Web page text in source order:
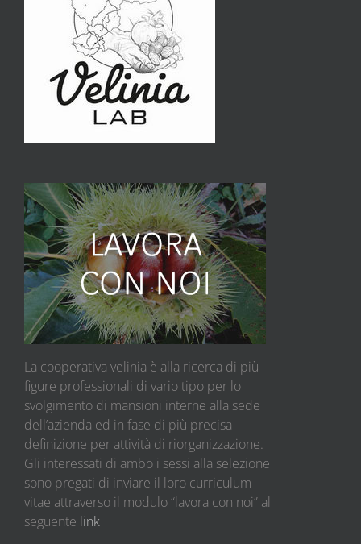
La cooperativa velinia è alla ricerca di più
figure professionali di vario tipo per lo
svolgimento di mansioni interne alla sede
dell’azienda ed in fase di più precisa
definizione per attività di riorganizzazione.
Gli interessati di ambo i sessi alla selezione
sono pregati di inviare il loro curriculum
vitae attraverso il modulo “lavora con noi” al
seguente link